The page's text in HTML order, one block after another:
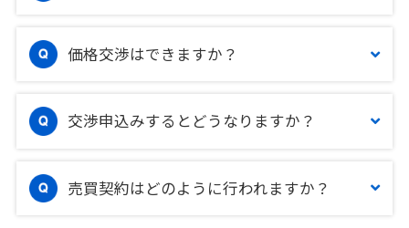
価格交渉はできますか？
交渉申込みするとどうなりますか？
売買契約はどのように行われますか？